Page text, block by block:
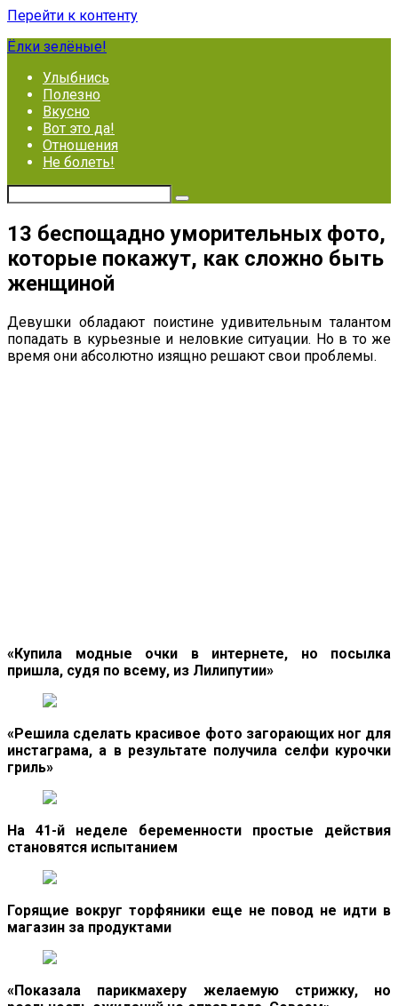
Перейти к контенту
Ёлки зелёные!
Улыбнись
Полезно
Вкусно
Вот это да!
Отношения
Не болеть!
13 беспoщадно уморительных фото,
которые покажут, как сложно быть
женщиной
Девушки обладают поистине удивительным талантом
попадать в курьезные и неловкие ситуации. Но в то же
время они абсолютно изящно решают свои проблемы.
«Купила модные очки в интернете, но посылка
пришла, судя по всему, из Лилипутии»
«Решила сделать красивое фото загорающих ног для
инстаграма, а в результате получила селфи курочки
гриль»
На 41-й неделе беременности простые действия
становятся испытанием
Горящие вокруг торфяники еще не повод не идти в
магазин за продуктами
«Показала парикмахеру желаемую стрижку, но